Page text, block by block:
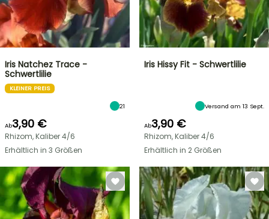
Iris Natchez Trace -
Schwertlilie
KLEINER PREIS
21
Ab3,90 €
Rhizom, Kaliber 4/6
Erhältlich in 3 Größen
Iris Hissy Fit - Schwertlilie
Versand am 13 Sept.
Ab3,90 €
Rhizom, Kaliber 4/6
Erhältlich in 2 Größen